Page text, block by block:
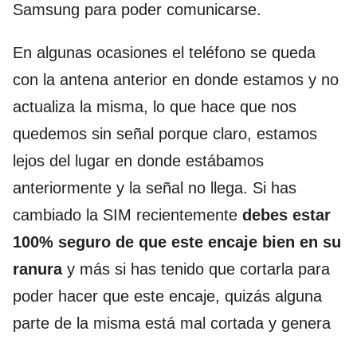
Samsung para poder comunicarse.
En algunas ocasiones el teléfono se queda
con la antena anterior en donde estamos y no
actualiza la misma, lo que hace que nos
quedemos sin señal porque claro, estamos
lejos del lugar en donde estábamos
anteriormente y la señal no llega. Si has
cambiado la SIM recientemente debes estar
100% seguro de que este encaje bien en su
ranuray más si has tenido que cortarla para
poder hacer que este encaje, quizás alguna
parte de la misma está mal cortada y genera